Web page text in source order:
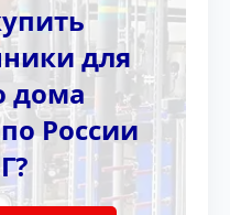
для
дома
России